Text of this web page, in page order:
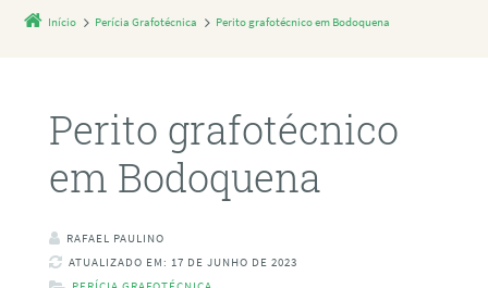
Início Perícia Grafotécnica Perito grafotécnico em Bodoquena
Perito grafotécnico
em Bodoquena
RAFAEL PAULINO
ATUALIZADO EM: 17 DE JUNHO DE 2023